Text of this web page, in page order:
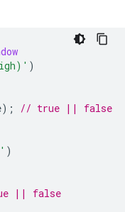
)
); // true || false
)
|| false